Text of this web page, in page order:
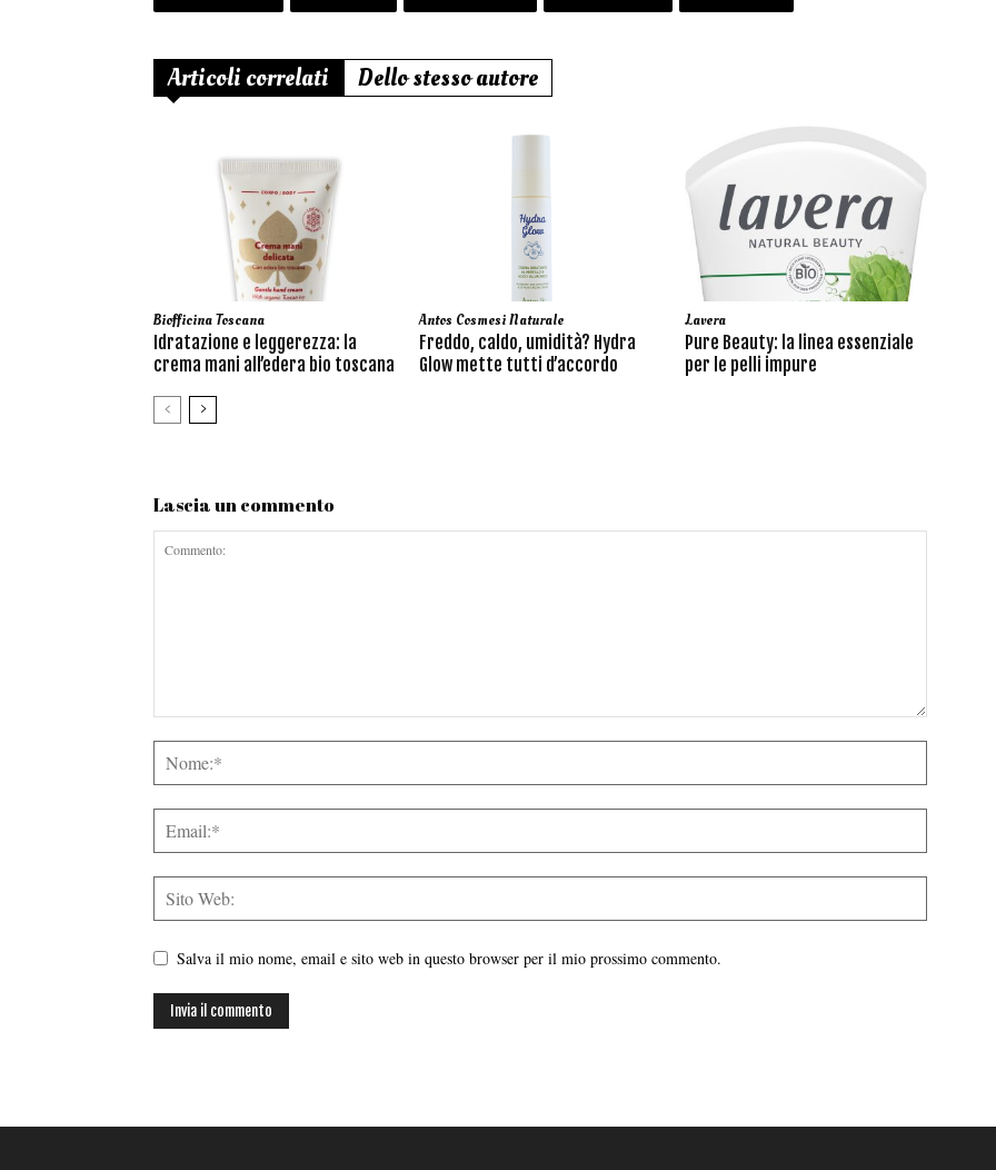
Articoli correlati Dello stesso autore
Biofficina Toscana
Idratazione e leggerezza: la
crema mani all’edera bio toscana
Antos Cosmesi Naturale
Freddo, caldo, umidità? Hydra
Glow mette tutti d’accordo
Lavera
Pure Beauty: la linea essenziale
per le pelli impure
Lascia un commento
Salva il mio nome, email e sito web in questo browser per il mio prossimo commento.